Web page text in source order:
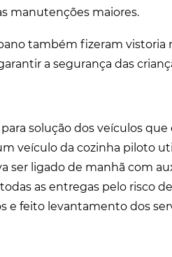
manutenções maiores.
também fizeram vistoria
a segurança das
solução dos veículos que
veículo da cozinha piloto
ser ligado de manhã com
as entregas pelo risco
e feito levantamento dos